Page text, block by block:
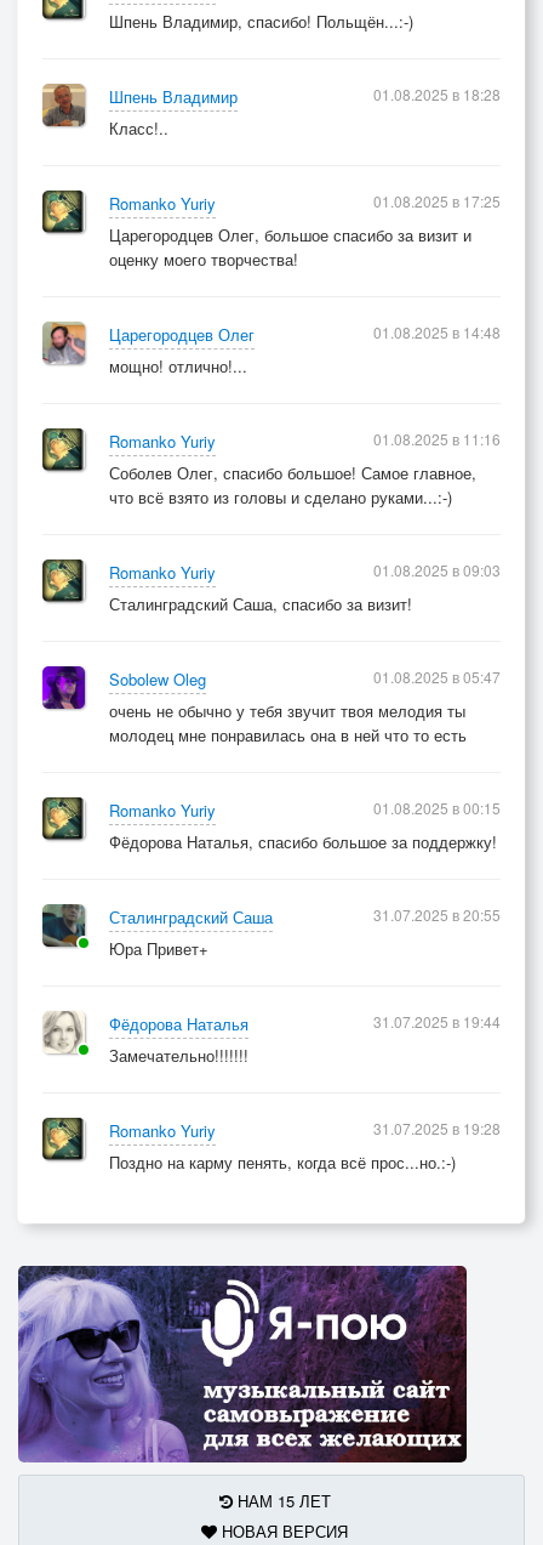
Шпень Владимир, спасибо! Польщён...:-)
Шпень Владимир
Класс!..
01.08.2025 в 18:28
Romanko Yuriy
Царегородцев Олег, большое спасибо за визит и
оценку моего творчества!
01.08.2025 в 17:25
Царегородцев Олег
мощно! отлично!...
01.08.2025 в 14:48
Romanko Yuriy
Соболев Олег, спасибо большое! Самое главное,
что всё взято из головы и сделано руками...:-)
01.08.2025 в 11:16
Romanko Yuriy
Сталинградский Саша, спасибо за визит!
01.08.2025 в 09:03
Sobolew Oleg
очень не обычно у тебя звучит твоя мелодия ты
молодец мне понравилась она в ней что то есть
01.08.2025 в 05:47
Romanko Yuriy
Фёдорова Наталья, спасибо большое за поддержку!
01.08.2025 в 00:15
Сталинградский Саша
Юра Привет+
31.07.2025 в 20:55
Фёдорова Наталья
Замечательно!!!!!!!
31.07.2025 в 19:44
Romanko Yuriy
Поздно на карму пенять, когда всё прос...но.:-)
31.07.2025 в 19:28
НАМ 15 ЛЕТ
НОВАЯ ВЕРСИЯ